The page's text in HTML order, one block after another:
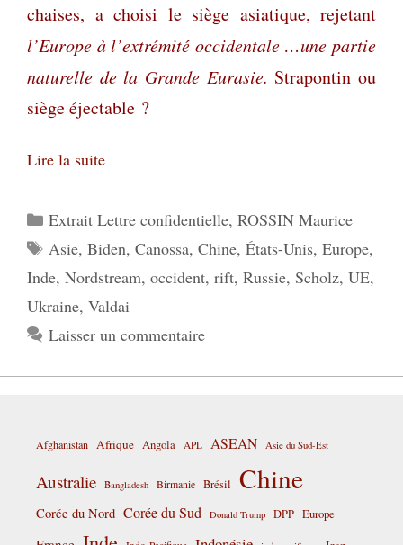
chaises, a choisi le siège asiatique, rejetant
l’Europe à l’extrémité occidentale …une partie
naturelle de la Grande Eurasie. Strapontin ou
siège éjectable ?
Lire la suite
Catégories
Extrait Lettre confidentielle, ROSSIN Maurice
Étiquettes
Asie, Biden, Canossa, Chine, États-Unis, Europe,
Inde, Nordstream, occident, rift, Russie, Scholz, UE,
Ukraine, Valdai
Laisser un commentaire
Afghanistan Afrique Angola APL ASEAN Asie du Sud-Est
Australie Bangladesh Birmanie Brésil Chine
Corée du Nord Corée du Sud Donald Trump DPP Europe